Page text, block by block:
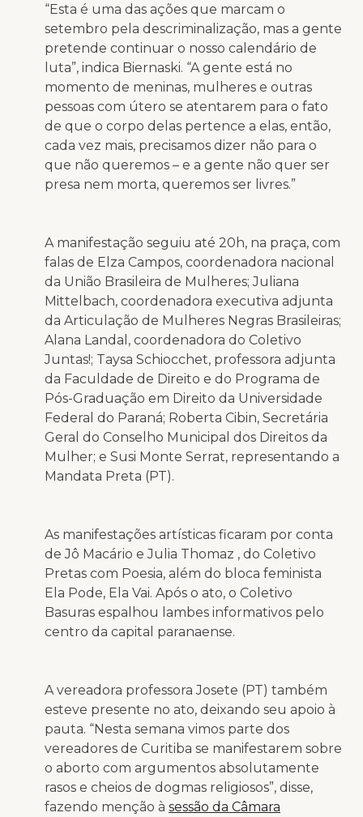
“Esta é uma das ações que marcam o
setembro pela descriminalização, mas a gente
pretende continuar o nosso calendário de
luta”, indica Biernaski. “A gente está no
momento de meninas, mulheres e outras
pessoas com útero se atentarem para o fato
de que o corpo delas pertence a elas, então,
cada vez mais, precisamos dizer não para o
que não queremos – e a gente não quer ser
presa nem morta, queremos ser livres.”
A manifestação seguiu até 20h, na praça, com
falas de Elza Campos, coordenadora nacional
da União Brasileira de Mulheres; Juliana
Mittelbach, coordenadora executiva adjunta
da Articulação de Mulheres Negras Brasileiras;
Alana Landal, coordenadora do Coletivo
Juntas!; Taysa Schiocchet, professora adjunta
da Faculdade de Direito e do Programa de
Pós-Graduação em Direito da Universidade
Federal do Paraná; Roberta Cibin, Secretária
Geral do Conselho Municipal dos Direitos da
Mulher; e Susi Monte Serrat, representando a
Mandata Preta (PT).
As manifestações artísticas ficaram por conta
de Jô Macário e Julia Thomaz , do Coletivo
Pretas com Poesia, além do bloca feminista
Ela Pode, Ela Vai. Após o ato, o Coletivo
Basuras espalhou lambes informativos pelo
centro da capital paranaense.
A vereadora professora Josete (PT) também
esteve presente no ato, deixando seu apoio à
pauta. “Nesta semana vimos parte dos
vereadores de Curitiba se manifestarem sobre
o aborto com argumentos absolutamente
rasos e cheios de dogmas religiosos”, disse,
fazendo menção à sessão da Câmara